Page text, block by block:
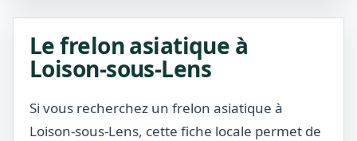
Le frelon asiatique à
Loison-sous-Lens
Si vous recherchez un frelon asiatique à
Loison-sous-Lens, cette fiche locale permet de